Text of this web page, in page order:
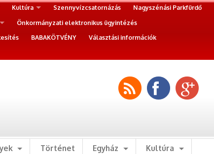
Kultúra Szennyvízcsatornázás
Nagyszénási Parkfürdő
Önkormányzati elektronikus ügyintézés
BABAKÖTVÉNY
Választási információk
Történet Egyház
Kultúra